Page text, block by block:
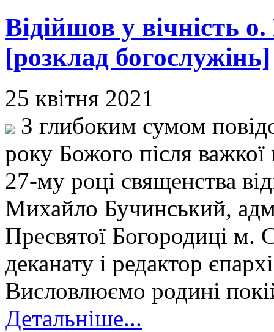
Відійшов у вічність
[розклад богослужінь]
25 квітня 2021
З глибоким сумом
року Божого після
27-му році священства
Михайло Бучинський,
Пресвятої Богородиці м.
деканату і редактор
Висловлюємо родині
Детальніше...